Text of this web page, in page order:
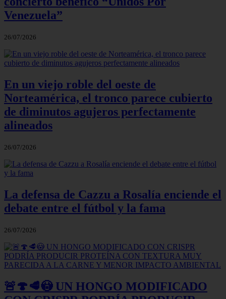
Venezuela”
26/07/2026
En un viejo roble del oeste de
Norteamérica, el tronco parece cubierto
de diminutos agujeros perfectamente
alineados
26/07/2026
La defensa de Cazzu a Rosalía enciende el
debate entre el fútbol y la fama
26/07/2026
🚨🍄🥩😳 UN HONGO MODIFICADO